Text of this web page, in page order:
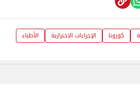
كورونا الإجراءات الاحترازية الأطباء